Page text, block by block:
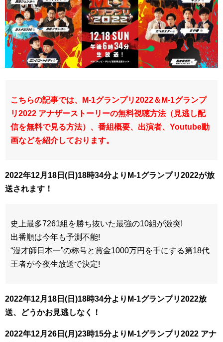
こちらの記事では、M-1グランプリ2022＆M-1グランプ
リ2022 アナザーストーリーの無料視聴方法（見逃し配
信を無料で見る方法）、番組概要、出演者、Youtube動
画などを紹介しております。
2022年12月18日(日)18時34分よりM-1グランプリ2022が放
送されます！
史上最多7261組を勝ち抜いた最強の10組が激突!
出番順は今年も予測不能!
“漫才師日本一”の称号と賞金1000万円を手にする第18代
王者が今夜生放送で決定!
2022年12月18日(日)18時34分よりM-1グランプリ2022放
送、どうかお見逃しなく！
2022年12月26日(月)23時15分よりM-1グランプリ2022 アナ